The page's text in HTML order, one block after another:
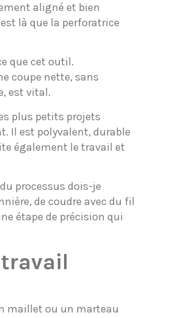
aligné et bien
là que la perforatrice
que cet outil.
coupe nette, sans
est vital.
plus petits projets
Il est polyvalent, durable
également le travail et
processus dois-je
de coudre avec du fil
étape de précision qui
maillet ou un marteau